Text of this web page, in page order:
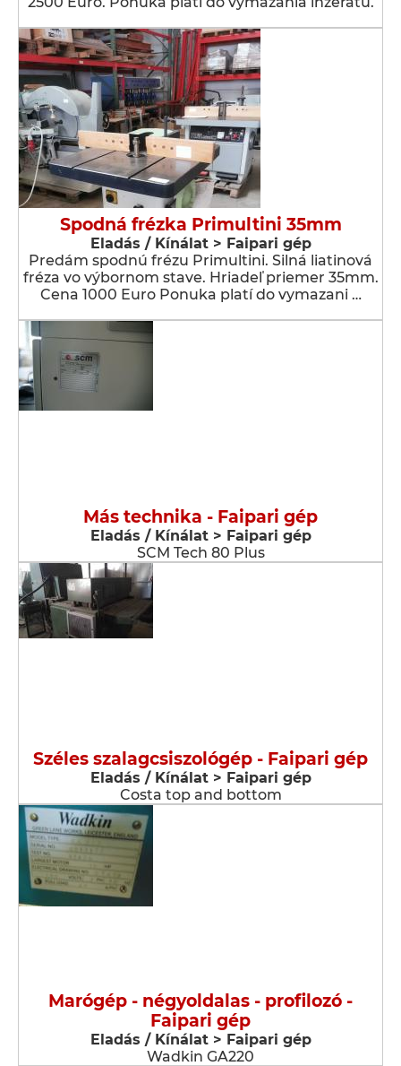
Spodná frézka Primultini 35mm
Eladás / Kínálat > Faipari gép
Predám spodnú frézu Primultini. Silná liatinová
fréza vo výbornom stave. Hriadeľ priemer 35mm.
Cena 1000 Euro Ponuka platí do vymazani …
Más technika - Faipari gép
Eladás / Kínálat > Faipari gép
SCM Tech 80 Plus
Széles szalagcsiszológép - Faipari gép
Eladás / Kínálat > Faipari gép
Costa top and bottom
Marógép - négyoldalas - profilozó -
Faipari gép
Eladás / Kínálat > Faipari gép
Wadkin GA220